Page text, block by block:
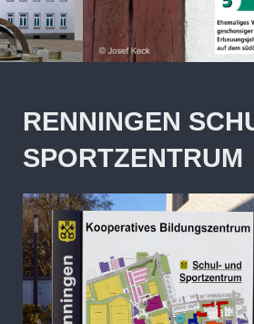
RENNINGEN
SPORTZENTRUM